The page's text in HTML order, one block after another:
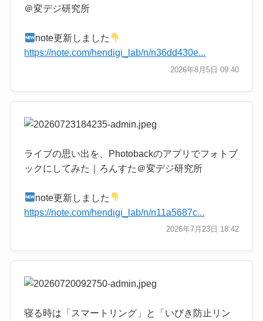
＠変デジ研究所
note更新しました
https://note.com/hendigi_lab/n/n36dd430e...
2026年8月5日 09:40
ライブの思い出を、Photobackのアプリでフォトブ
ックにしてみた｜ろんすた＠変デジ研究所
note更新しました
https://note.com/hendigi_lab/n/n11a5687c...
2026年7月23日 18:42
寝る時は「スマートリング」と「いびき防止リン